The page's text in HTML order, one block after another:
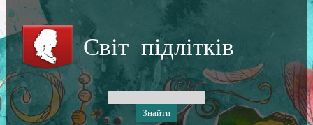
Світ підлітків